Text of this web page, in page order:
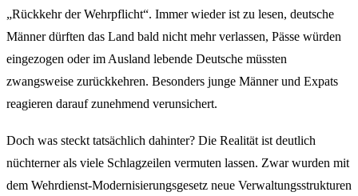
„Rückkehr der Wehrpflicht“. Immer wieder ist zu lesen, deutsche
Männer dürften das Land bald nicht mehr verlassen, Pässe würden
eingezogen oder im Ausland lebende Deutsche müssten
zwangsweise zurückkehren. Besonders junge Männer und Expats
reagieren darauf zunehmend verunsichert.
Doch was steckt tatsächlich dahinter? Die Realität ist deutlich
nüchterner als viele Schlagzeilen vermuten lassen. Zwar wurden mit
dem Wehrdienst-Modernisierungsgesetz neue Verwaltungsstrukturen